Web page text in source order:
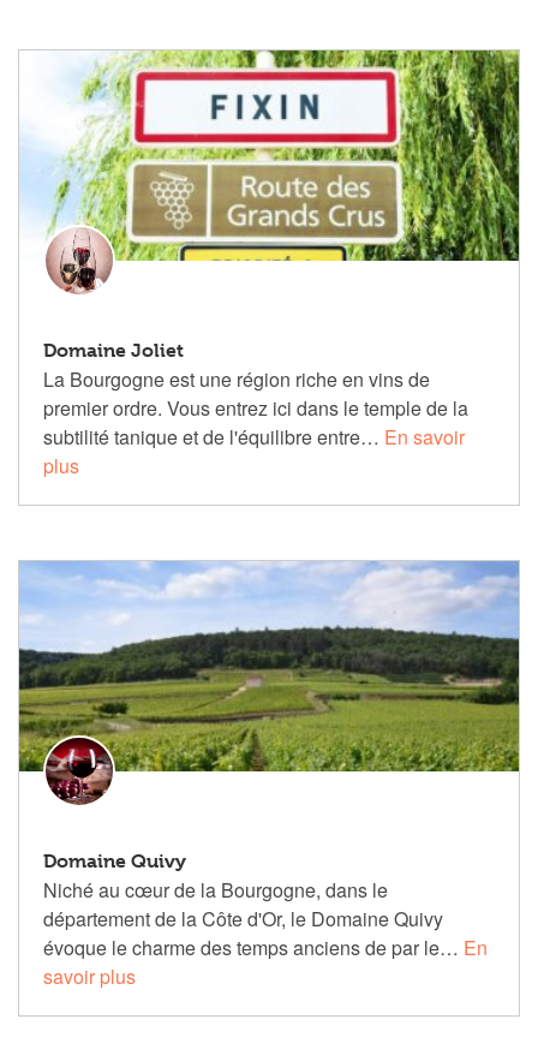
Domaine Joliet
La Bourgogne est une région riche en vins de
premier ordre. Vous entrez ici dans le temple de la
subtilité tanique et de l'équilibre entre… En savoir
plus
Domaine Quivy
Niché au cœur de la Bourgogne, dans le
département de la Côte d'Or, le Domaine Quivy
évoque le charme des temps anciens de par le… En
savoir plus